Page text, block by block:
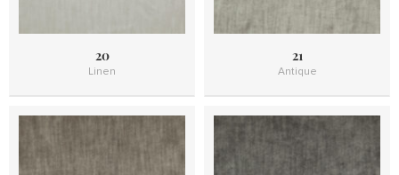
20
Linen
21
Antique